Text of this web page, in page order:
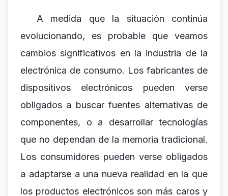
A medida que la situación continúa
evolucionando, es probable que veamos
cambios significativos en la industria de la
electrónica de consumo. Los fabricantes de
dispositivos electrónicos pueden verse
obligados a buscar fuentes alternativas de
componentes, o a desarrollar tecnologías
que no dependan de la memoria tradicional.
Los consumidores pueden verse obligados
a adaptarse a una nueva realidad en la que
los productos electrónicos son más caros y